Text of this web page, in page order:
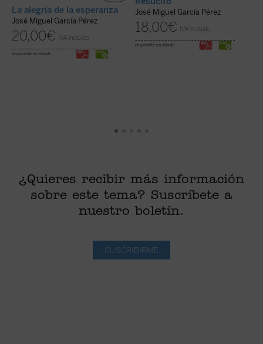
La alegría de la esperanza
José Miguel García Pérez
20,00€ IVA incluido
disponible en ebook:
José Miguel García Pérez
18,00€ IVA incluido
disponible en ebook:
¿Quieres recibir más información
sobre este tema? Suscríbete a
nuestro boletín.
SUSCRIBIRME